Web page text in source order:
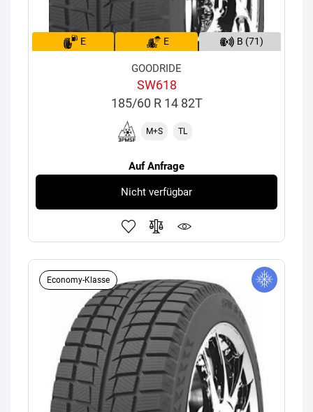
E E B (71)
GOODRIDE
SW618
185/60 R 14 82T
M+S TL
Auf Anfrage
Nicht verfügbar
Economy-Klasse